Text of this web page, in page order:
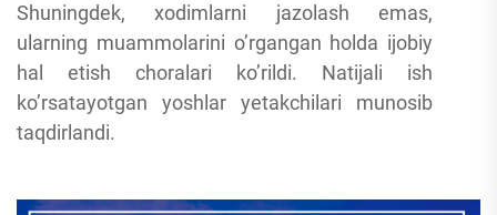
Shuningdek, xodimlarni jazolash emas,
ularning muammolarini o’rgangan holda ijobiy
hal etish choralari ko’rildi. Natijali ish
ko’rsatayotgan yoshlar yetakchilari munosib
taqdirlandi.